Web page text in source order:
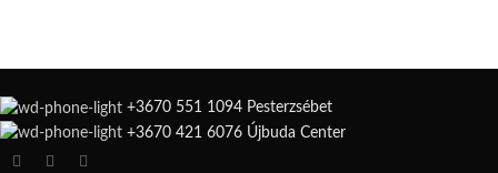
+3670 551 1094 Pesterzsébet
+3670 421 6076 Újbuda Center